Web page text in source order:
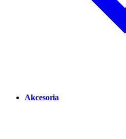
Akcesoria